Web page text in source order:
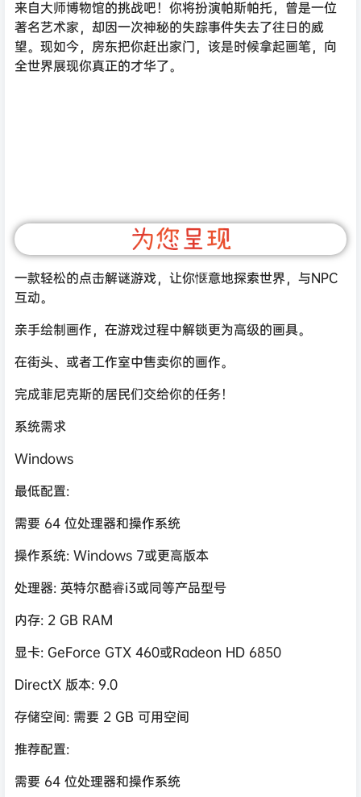
来自大师博物馆的挑战吧！你将扮演帕斯帕托，曾是一位
著名艺术家，却因一次神秘的失踪事件失去了往日的威
望。现如今，房东把你赶出家门，该是时候拿起画笔，向
全世界展现你真正的才华了。
一款轻松的点击解谜游戏，让你惬意地探索世界，与NPC
互动。
亲手绘制画作，在游戏过程中解锁更为高级的画具。
在街头、或者工作室中售卖你的画作。
完成菲尼克斯的居民们交给你的任务！
系统需求
Windows
最低配置:
需要 64 位处理器和操作系统
操作系统: Windows 7或更高版本
处理器: 英特尔酷睿i3或同等产品型号
内存: 2 GB RAM
显卡: GeForce GTX 460或Radeon HD 6850
DirectX 版本: 9.0
存储空间: 需要 2 GB 可用空间
推荐配置:
需要 64 位处理器和操作系统